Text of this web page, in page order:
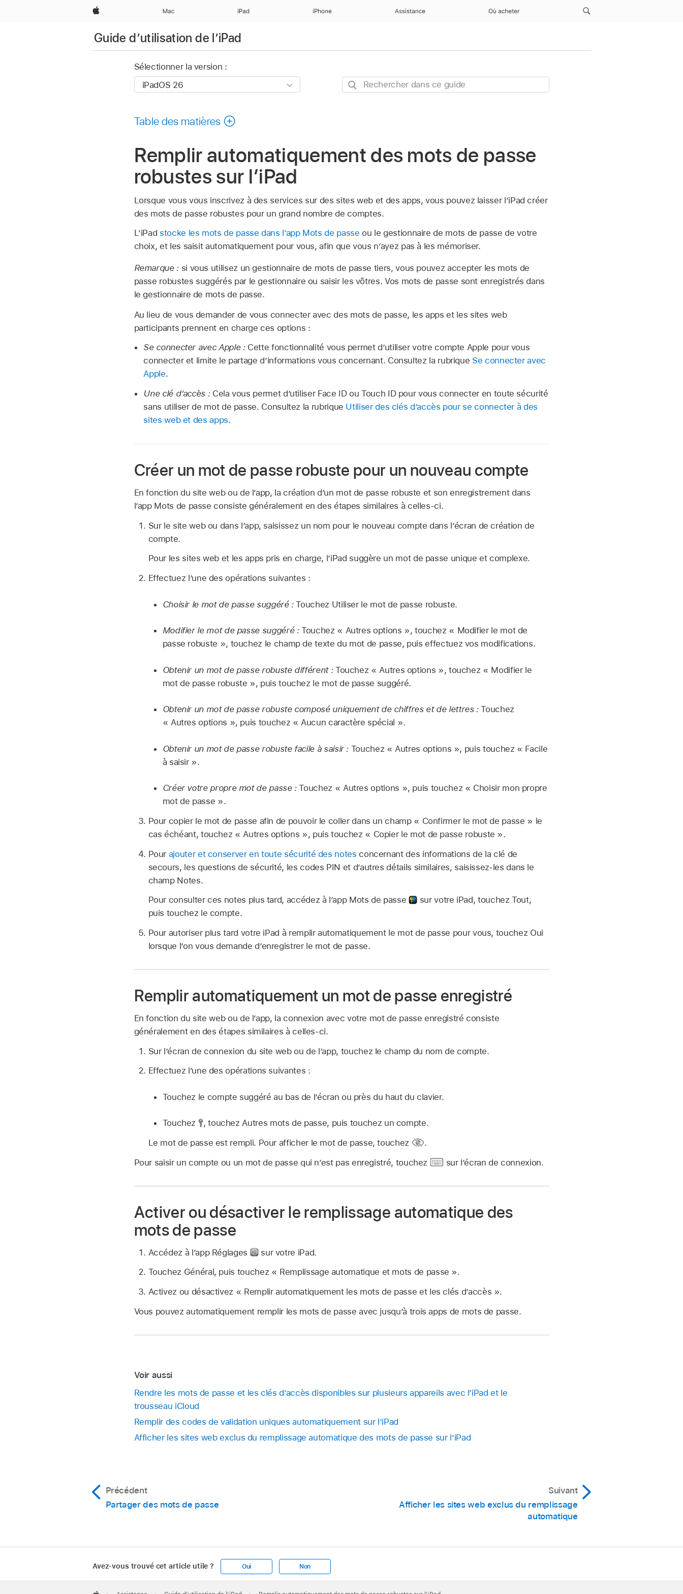
Apple Mac iPad iPhone Assistance Où acheter
Guide d’utilisation de l’iPad
Sélectionner la version :
Rechercher
Table des matières
Remplir automatiquement des mots de passe
robustes sur l’iPad
Lorsque vous vous inscrivez à des services sur des sites web et des apps, vous pouvez laisser l’iPad créer
des mots de passe robustes pour un grand nombre de comptes.
L’iPad stocke les mots de passe dans l’app Mots de passe ou le gestionnaire de mots de passe de votre
choix, et les saisit automatiquement pour vous, afin que vous n’ayez pas à les mémoriser.
Remarque : si vous utilisez un gestionnaire de mots de passe tiers, vous pouvez accepter les mots de
passe robustes suggérés par le gestionnaire ou saisir les vôtres. Vos mots de passe sont enregistrés dans
le gestionnaire de mots de passe.
Au lieu de vous demander de vous connecter avec des mots de passe, les apps et les sites web
participants prennent en charge ces options :
Se connecter avec Apple : Cette fonctionnalité vous permet d’utiliser votre compte Apple pour vous
connecter et limite le partage d’informations vous concernant. Consultez la rubrique Se connecter avec
Apple.
Une clé d’accès : Cela vous permet d’utiliser Face ID ou Touch ID pour vous connecter en toute sécurité
sans utiliser de mot de passe. Consultez la rubrique Utiliser des clés d’accès pour se connecter à des
sites web et des apps.
Créer un mot de passe robuste pour un nouveau compte
En fonction du site web ou de l’app, la création d’un mot de passe robuste et son enregistrement dans
l’app Mots de passe consiste généralement en des étapes similaires à celles-ci.
Sur le site web ou dans l’app, saisissez un nom pour le nouveau compte dans l’écran de création de
compte.
Pour les sites web et les apps pris en charge, l’iPad suggère un mot de passe unique et complexe.
Effectuez l’une des opérations suivantes :
Choisir le mot de passe suggéré :Touchez Utiliser le mot de passe robuste.
Modifier le mot de passe suggéré :Touchez « Autres options », touchez « Modifier le mot de
passe robuste », touchez le champ de texte du mot de passe, puis effectuez vos modifications.
Obtenir un mot de passe robuste différent : Touchez « Autres options », touchez « Modifier le
mot de passe robuste », puis touchez le mot de passe suggéré.
Obtenir un mot de passe robuste composé uniquement de chiffres et de lettres :Touchez
« Autres options », puis touchez « Aucun caractère spécial ».
Obtenir un mot de passe robuste facile à saisir : Touchez « Autres options », puis touchez « Facile
à saisir ».
Créer votre propre mot de passe :Touchez « Autres options », puis touchez « Choisir mon propre
mot de passe ».
Pour copier le mot de passe afin de pouvoir le coller dans un champ « Confirmer le mot de passe » le
cas échéant, touchez « Autres options », puis touchez « Copier le mot de passe robuste ».
Pour ajouter et conserver en toute sécurité des notes concernant des informations de la clé de
secours, les questions de sécurité, les codes PIN et d’autres détails similaires, saisissez-les dans le
champ Notes.
Pour consulter ces notes plus tard, accédez à l’app Mots de passe
sur votre iPad, touchez Tout,
puis touchez le compte.
Pour autoriser plus tard votre iPad à remplir automatiquement le mot de passe pour vous, touchez Oui
lorsque l’on vous demande d’enregistrer le mot de passe.
Remplir automatiquement un mot de passe enregistré
En fonction du site web ou de l’app, la connexion avec votre mot de passe enregistré consiste
généralement en des étapes similaires à celles-ci.
Sur l’écran de connexion du site web ou de l’app, touchez le champ du nom de compte.
Effectuez l’une des opérations suivantes :
Touchez le compte suggéré au bas de l’écran ou près du haut du clavier.
Touchez ,touchez Autres mots de passe, puis touchez un compte.
Le mot de passe est rempli. Pour afficher le mot de passe, touchez
.
Pour saisir un compte ou un mot de passe qui n’est pas enregistré, touchez
sur l’écran de connexion.
Activer ou désactiver le remplissage automatique des
mots de passe
Accédez à l’app Réglages
sur votre iPad.
Touchez Général, puis touchez « Remplissage automatique et mots de passe ».
Activez ou désactivez « Remplir automatiquement les mots de passe et les clés d’accès ».
Vous pouvez automatiquement remplir les mots de passe avec jusqu’à trois apps de mots de passe.
Voir aussi
Rendre les mots de passe et les clés d’accès disponibles sur plusieurs appareils avec l’iPad et le
trousseau iCloud
Remplir des codes de validation uniques automatiquement sur l’iPad
Afficher les sites web exclus du remplissage automatique des mots de passe sur l’iPad
Précédent
Partager des mots de passe
Suivant
Afficher les sites web exclus du remplissage
automatique
Avez-vous trouvé cet article utile ? Oui Non
Footer